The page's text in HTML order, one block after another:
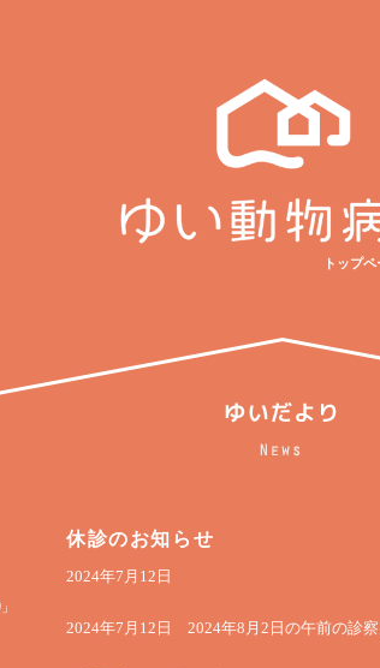
トップ
休診のお知らせ
2024年7月12日
2024年7月12日 2024年8月2日の午前の診